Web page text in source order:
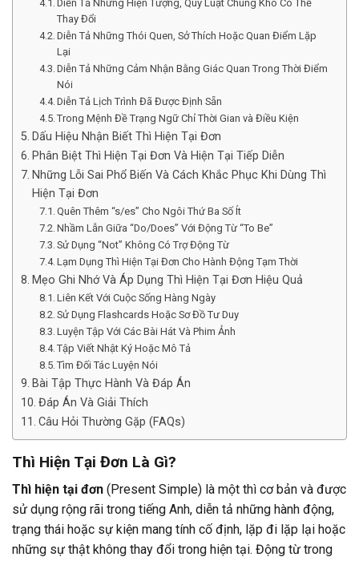
Diễn Tả Những Hiện Tượng, Quy Luật Chung Khó Có Thể
Thay Đổi
Diễn Tả Những Thói Quen, Sở Thích Hoặc Quan Điểm Lặp
Lại
Diễn Tả Những Cảm Nhận Bằng Giác Quan Trong Thời Điểm
Nói
Diễn Tả Lịch Trình Đã Được Định Sẵn
Trong Mệnh Đề Trạng Ngữ Chỉ Thời Gian và Điều Kiện
Dấu Hiệu Nhận Biết Thì Hiện Tại Đơn
Phân Biệt Thì Hiện Tại Đơn Và Hiện Tại Tiếp Diễn
Những Lỗi Sai Phổ Biến Và Cách Khắc Phục Khi Dùng Thì
Hiện Tại Đơn
Quên Thêm “s/es” Cho Ngôi Thứ Ba Số Ít
Nhầm Lẫn Giữa “Do/Does” Với Động Từ “To Be”
Sử Dụng “Not” Không Có Trợ Động Từ
Lạm Dụng Thì Hiện Tại Đơn Cho Hành Động Tạm Thời
Mẹo Ghi Nhớ Và Áp Dụng Thì Hiện Tại Đơn Hiệu Quả
Liên Kết Với Cuộc Sống Hàng Ngày
Sử Dụng Flashcards Hoặc Sơ Đồ Tư Duy
Luyện Tập Với Các Bài Hát Và Phim Ảnh
Tập Viết Nhật Ký Hoặc Mô Tả
Tìm Đối Tác Luyện Nói
Bài Tập Thực Hành Và Đáp Án
Đáp Án Và Giải Thích
Câu Hỏi Thường Gặp (FAQs)
Thì Hiện Tại Đơn Là Gì?
Thì hiện tại đơn (Present Simple) là một thì cơ bản và được
sử dụng rộng rãi trong tiếng Anh, diễn tả những hành động,
trạng thái hoặc sự kiện mang tính cố định, lặp đi lặp lại hoặc
những sự thật không thay đổi trong hiện tại. Động từ trong